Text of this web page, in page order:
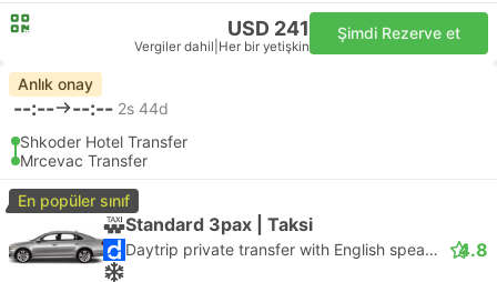
USD 241
Vergiler dahil Her bir yetişkin
Şimdi Rezerve et
Anlık onay
--:-- --:-- 2s 44d
Shkoder Hotel Transfer
Mrcevac Transfer
En popüler sınıf
Standard 3pax | Taksi
Daytrip private transfer with English speaking driver 4.8